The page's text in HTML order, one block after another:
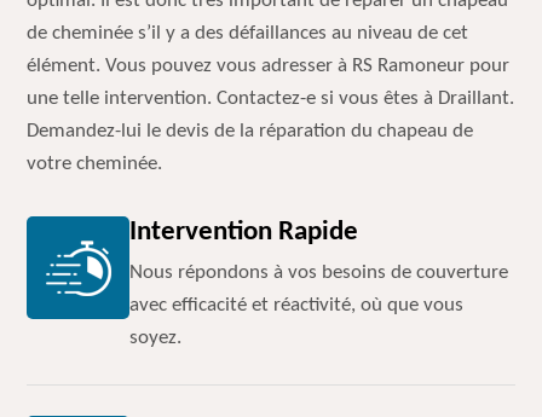
de cheminée s’il y a des défaillances au niveau de cet
élément. Vous pouvez vous adresser à RS Ramoneur pour
une telle intervention. Contactez-e si vous êtes à Draillant.
Demandez-lui le devis de la réparation du chapeau de
votre cheminée.
Intervention Rapide
Nous répondons à vos besoins de couverture
avec efficacité et réactivité, où que vous
soyez.